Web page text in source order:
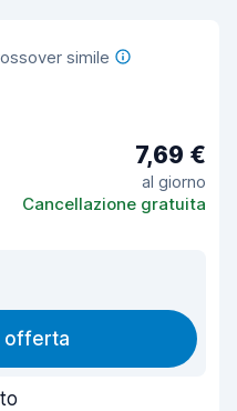
simile
7,69 €
al giorno
Cancellazione gratuita
offerta